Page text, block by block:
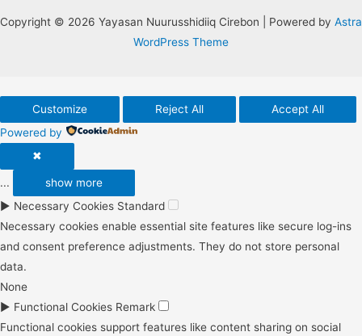
Copyright © 2026 Yayasan Nuurusshidiiq Cirebon | Powered by Astra
WordPress Theme
Customize Reject All
Accept All
Powered by
✖
...
show more
► Necessary Cookies Standard
Necessary cookies enable essential site features like secure log-ins
and consent preference adjustments. They do not store personal
data.
None
► Functional Cookies Remark
Functional cookies support features like content sharing on social